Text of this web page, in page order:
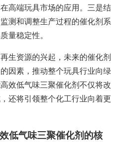
高端玩具市场的应用。三是结
测和调整生产过程的催化剂系
量稳定性。
生资源的兴起，未来的催化剂
因素，推动整个玩具行业向绿
效低气味三聚催化剂不仅将改
还将引领整个化工行业向着更
低气味三聚催化剂的核